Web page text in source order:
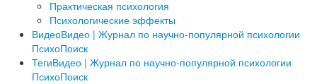
Практическая психология
Психологические эффекты
ВидеоВидео | Журнал по научно-популярной психологии
ПсихоПоиск
ТегиВидео | Журнал по научно-популярной психологии
ПсихоПоиск